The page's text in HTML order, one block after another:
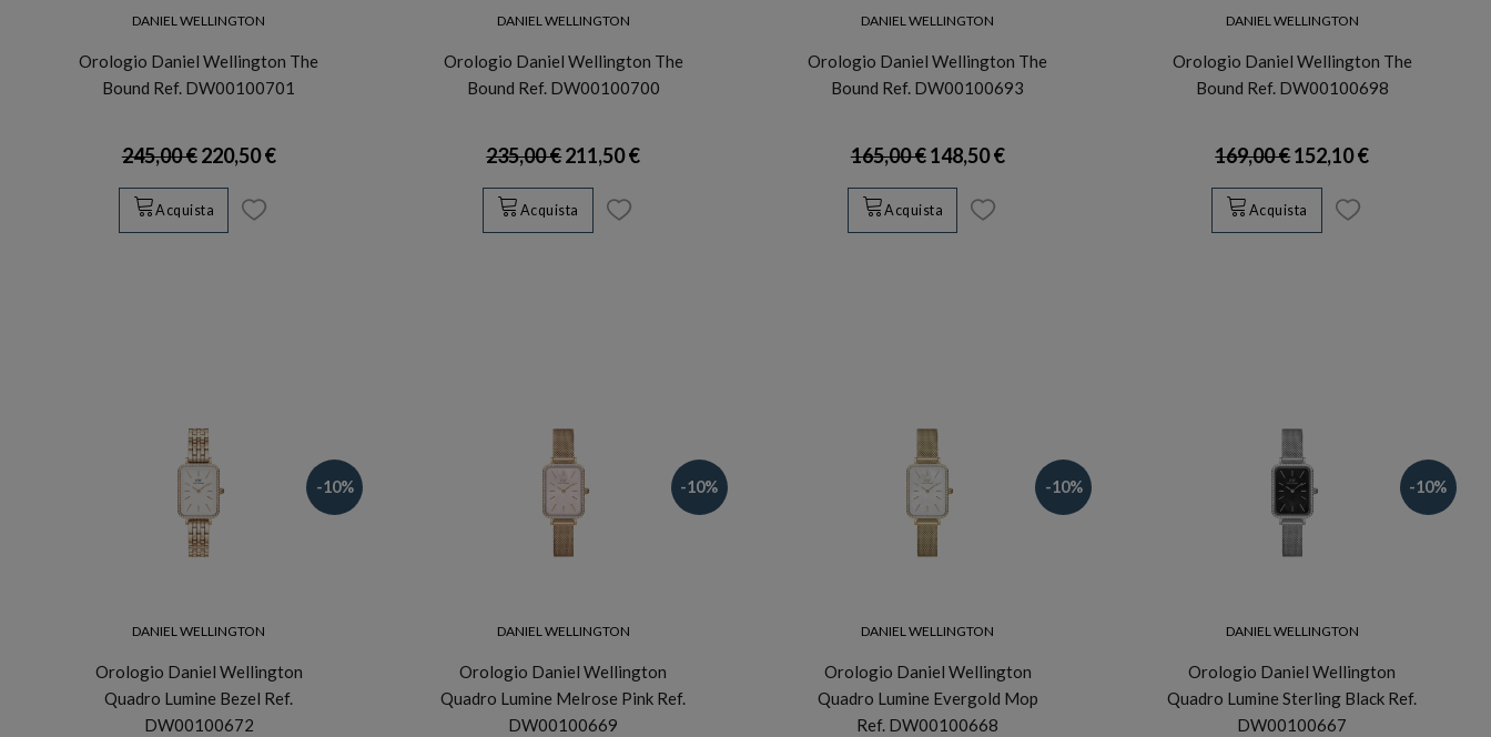
DANIEL WELLINGTON
Orologio Daniel Wellington The
Bound Ref. DW00100701
245,00 €220,50 €
Acquista
DANIEL WELLINGTON
Orologio Daniel Wellington The
Bound Ref. DW00100700
235,00 €211,50 €
Acquista
DANIEL WELLINGTON
Orologio Daniel Wellington The
Bound Ref. DW00100693
165,00 €148,50 €
Acquista
DANIEL WELLINGTON
Orologio Daniel Wellington The
Bound Ref. DW00100698
169,00 €152,10 €
Acquista
-10%
DANIEL WELLINGTON
Orologio Daniel Wellington
Quadro Lumine Bezel Ref.
DW00100672
-10%
DANIEL WELLINGTON
Orologio Daniel Wellington
Quadro Lumine Melrose Pink Ref.
DW00100669
-10%
DANIEL WELLINGTON
Orologio Daniel Wellington
Quadro Lumine Evergold Mop
Ref. DW00100668
-10%
DANIEL WELLINGTON
Orologio Daniel Wellington
Quadro Lumine Sterling Black Ref.
DW00100667